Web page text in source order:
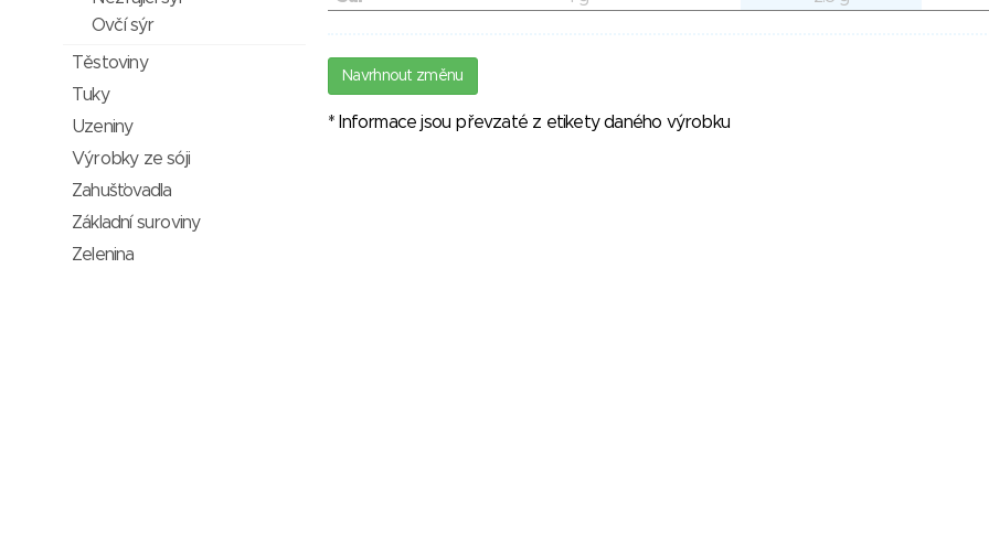
Navrhnout změnu
* Informace jsou převzaté z etikety daného výrobku
Ovčí sýr
Těstoviny
Tuky
Uzeniny
Výrobky ze sóji
Zahušťovadla
Základní suroviny
Zelenina